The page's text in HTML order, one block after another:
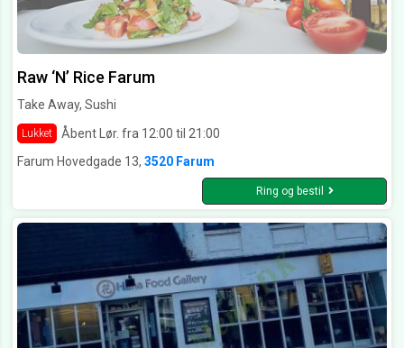
Raw ‘N’ Rice Farum
Take Away, Sushi
Lukket
Åbent Lør. fra 12:00 til 21:00
Farum Hovedgade 13, 3520 Farum
Ring og bestil